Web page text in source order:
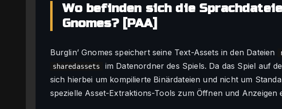
Wo befinden sich die
Gnomes? [PAA]
Burglin’ Gnomes speichert seine Text-Assets in den Dateien
sharedassets
im Datenordner des Spiels. Da das Spiel auf
sich hierbei um kompilierte Binärdateien und nicht um
spezielle Asset-Extraktions-Tools zum Öffnen und Anzeigen